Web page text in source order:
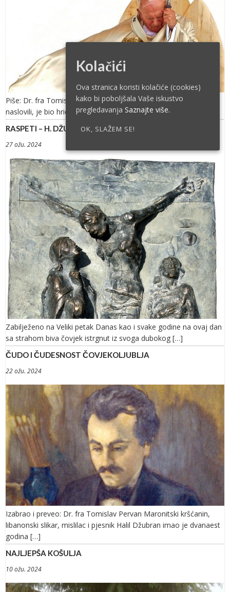
Piše: Dr. fra Tomislav Pervan Sveti Ivan Pavao II., kao što smo
naslovili, je bio hridina koja je odolijevala […]
RASPETI – H. DŽUBRAN
27 ožu. 2024
Zabilježeno na Veliki petak Danas kao i svake godine na ovaj dan
sa strahom biva čovjek istrgnut iz svoga dubokog […]
ČUDO I ČUDESNOST ČOVJEKOLJUBLJA
22 ožu. 2024
Izabrao i preveo: Dr. fra Tomislav Pervan Maronitski kršćanin,
libanonski slikar, mislilac i pjesnik Halil Džubran imao je dvanaest
godina […]
NAJLJEPŠA KOŠULJA
10 ožu. 2024
Kolačići
Ova stranica koristi kolačiće (cookies)
kako bi poboljšala Vaše iskustvo
pregledavanja Saznajte više.
OK, SLAŽEM SE!